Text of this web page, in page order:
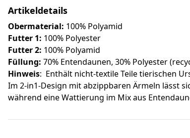
Artikeldetails
Obermaterial: 100% Polyamid
Futter 1: 100% Polyester
Futter 2: 100% Polyamid
Füllung: 70% Entendaunen, 30% Polyester
Hinweis: Enthält nicht-textile Teile tierischen
Im 2-in1-Design mit abzippbaren Ärmeln lässt
während eine Wattierung im Mix aus